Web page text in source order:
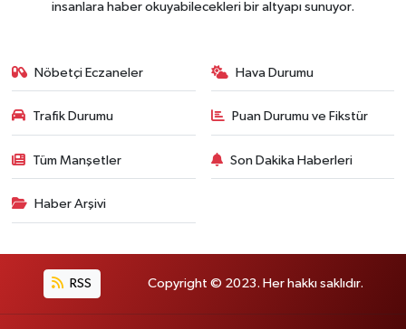
insanlara haber okuyabilecekleri bir altyapı sunuyor.
Nöbetçi Eczaneler Hava Durumu
Trafik Durumu Puan Durumu ve Fikstür
Tüm Manşetler Son Dakika Haberleri
Haber Arşivi
RSS Copyright © 2023. Her hakkı saklıdır.